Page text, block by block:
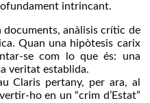
intrincant.
documents, anàlisis crític de
Quan una hipòtesis carix
se com lo que és: una
veritat establida.
Claris pertany, per ara, al
ho en un “crim d’Estat”